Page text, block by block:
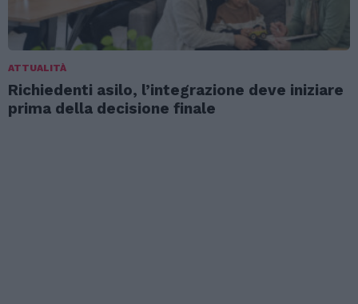
ATTUALITÀ
Richiedenti asilo, l’integrazione deve iniziare
prima della decisione finale